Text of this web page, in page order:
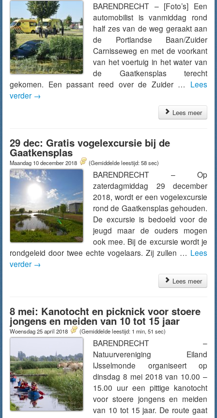
BARENDRECHT – [Foto’s] Een
automobilist is vanmiddag rond
half zes van de weg geraakt aan
de Portlandse Baan/Zuider
Carnisseweg en met de voorkant
van het voertuig in het water van
de Gaatkensplas terecht
gekomen. Een passant reed over de Zuider … Lees
verder →
Lees meer
29 dec: Gratis vogelexcursie bij de
Gaatkensplas
Maandag 10 december 2018 (Gemiddelde leestijd: 58 sec)
BARENDRECHT – Op
zaterdagmiddag 29 december
2018, wordt er een vogelexcursie
rond de Gaatkensplas gehouden.
De excursie is bedoeld voor de
jeugd maar de ouders mogen
ook mee. Bij de excursie wordt je
rondgeleid door twee echte vogelaars. Zij zullen … Lees
verder →
Lees meer
8 mei: Kanotocht en picknick voor stoere
jongens en meiden van 10 tot 15 jaar
Woensdag 25 april 2018 (Gemiddelde leestijd: 1 min, 51 sec)
BARENDRECHT –
Natuurvereniging Eiland
IJsselmonde organiseert op
dinsdag 8 mei 2018 van 10.00 –
15.00 uur een pittige kanotocht
voor stoere jongens en meiden
van 10 tot 15 jaar. De route gaat